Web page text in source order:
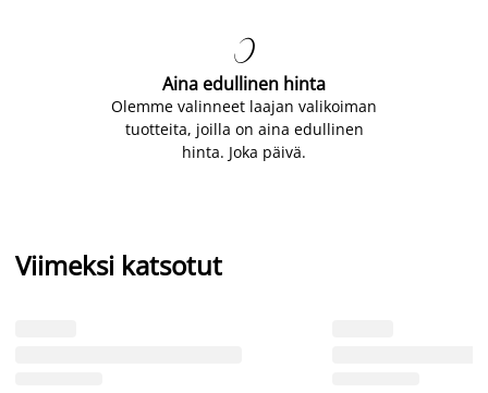

Aina edullinen hinta
Olemme valinneet laajan valikoiman
tuotteita, joilla on aina edullinen
hinta. Joka päivä.
Viimeksi katsotut